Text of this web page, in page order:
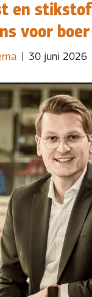
en
voor
30 juni 2026